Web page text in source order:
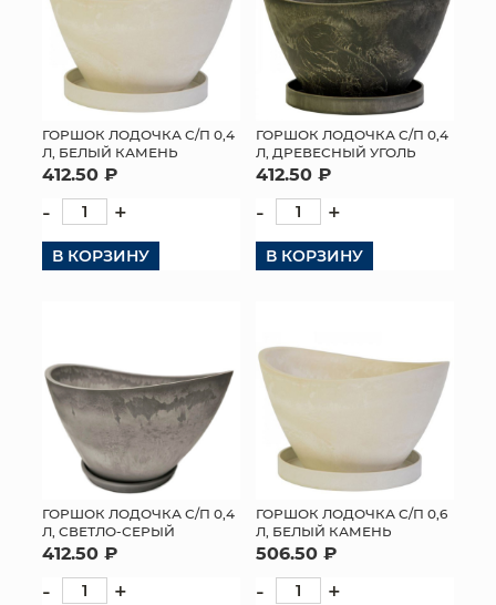
ГОРШОК ЛОДОЧКА С/П 0,4
Л, БЕЛЫЙ КАМЕНЬ
412.50 ₽
- +
В КОРЗИНУ
ГОРШОК ЛОДОЧКА С/П 0,4
Л, ДРЕВЕСНЫЙ УГОЛЬ
412.50 ₽
- +
В КОРЗИНУ
ГОРШОК ЛОДОЧКА С/П 0,4
Л, СВЕТЛО-СЕРЫЙ
412.50 ₽
- +
ГОРШОК ЛОДОЧКА С/П 0,6
Л, БЕЛЫЙ КАМЕНЬ
506.50 ₽
- +